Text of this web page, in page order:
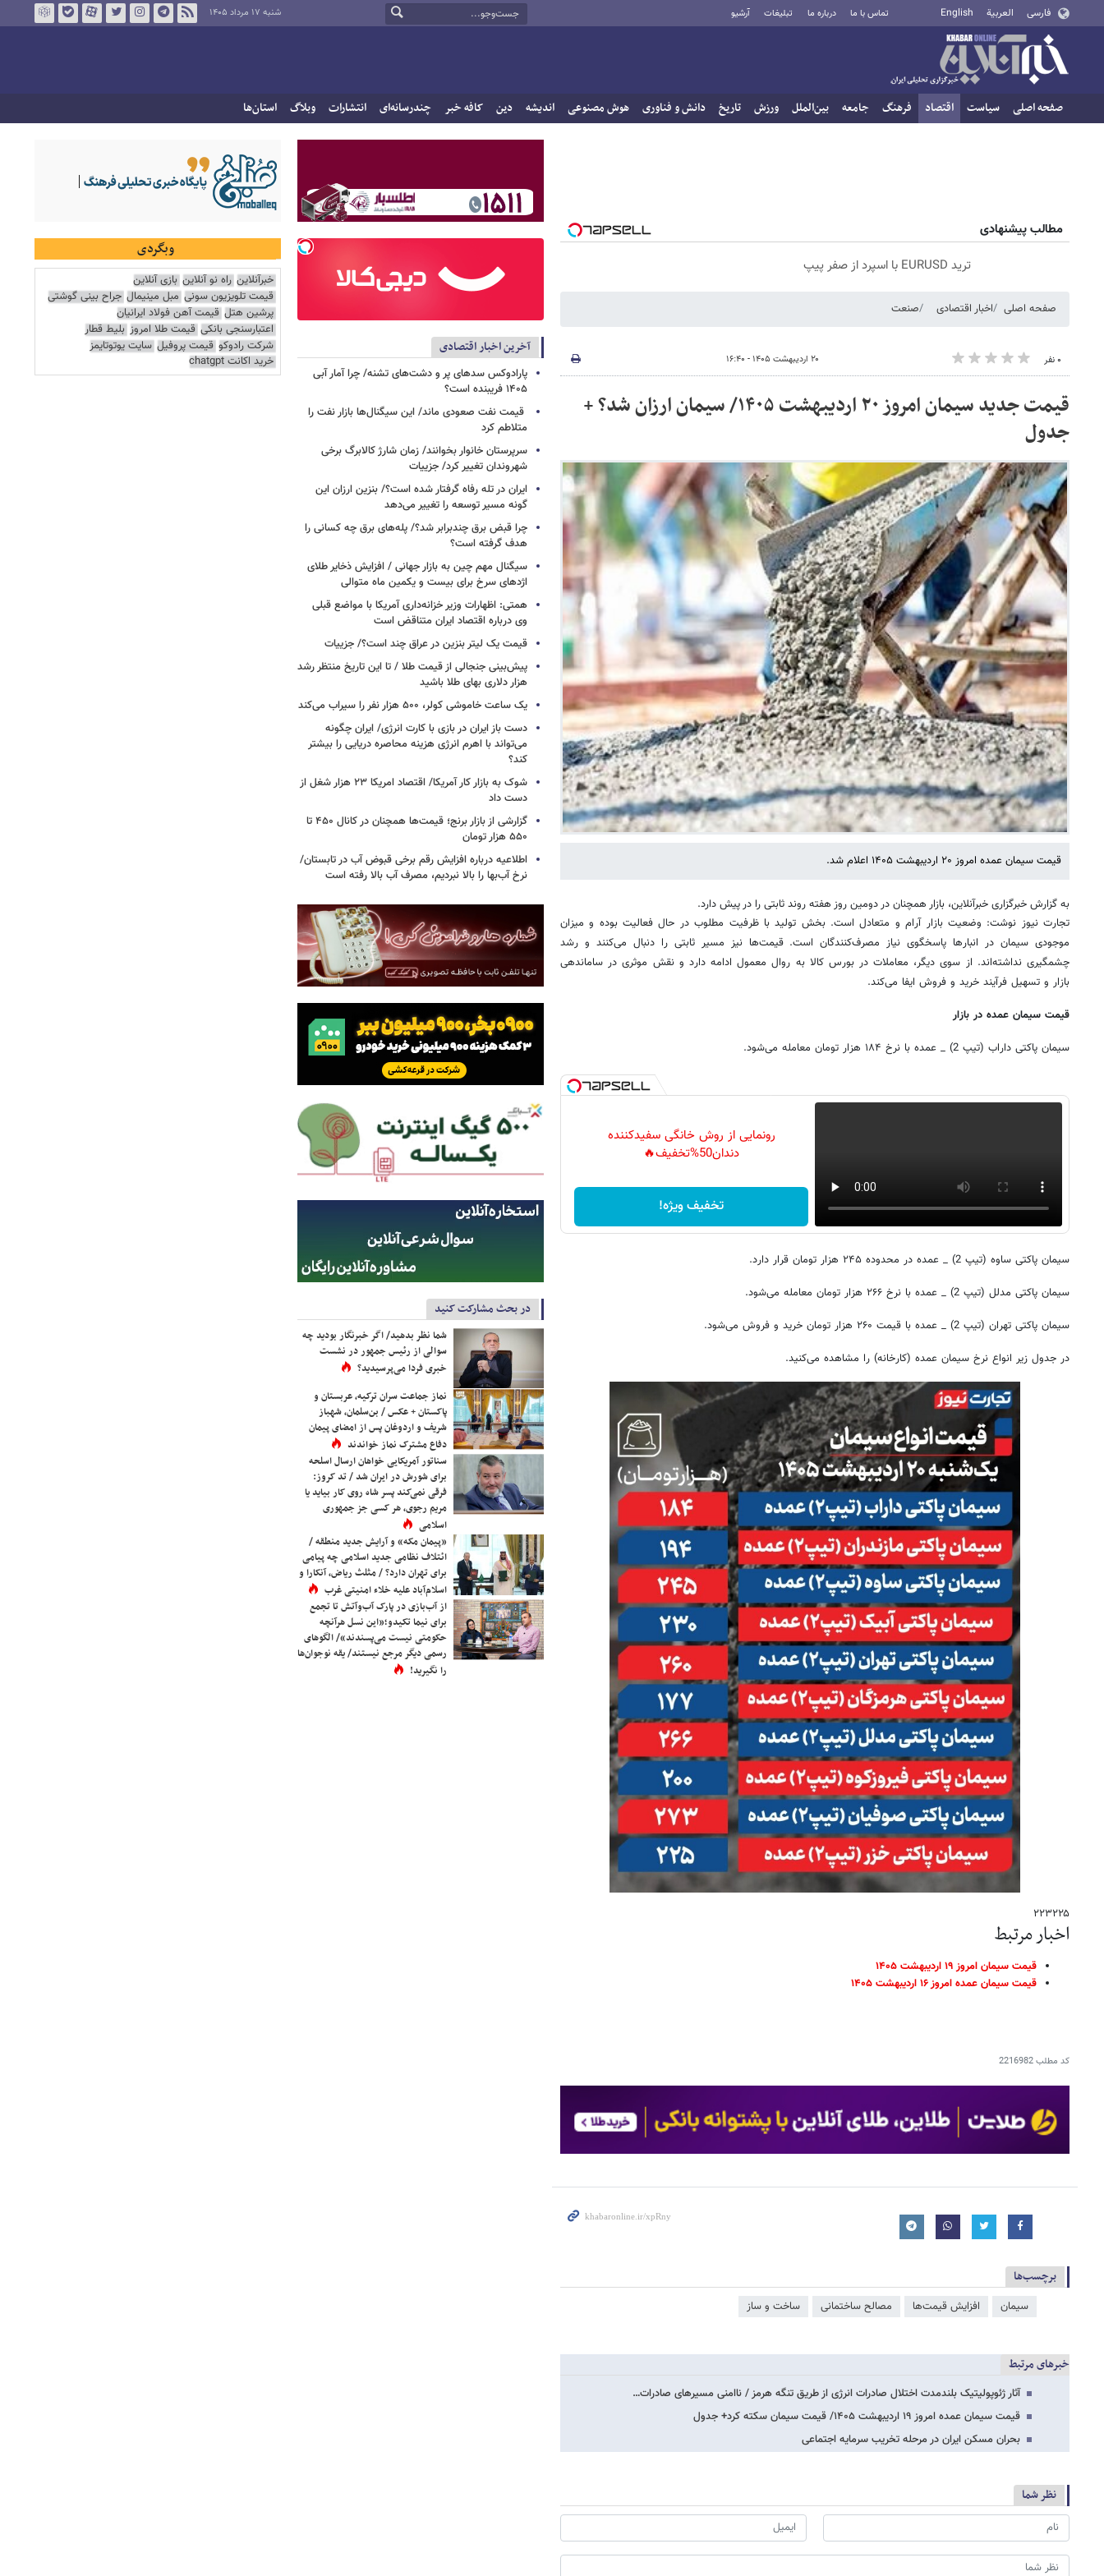
فارسی العربية English تماس با ما درباره ما تبلیغات آرشیو شنبه ۱۷ مرداد ۱۴۰۵
صفحه اصلی سیاست اقتصاد فرهنگ جامعه بین‌الملل ورزش تاریخ دانش و فناوری هوش مصنوعی اندیشه دین کافه خبر چندرسانه‌ای انتشارات وبلاگ استان‌ها
مطالب پیشنهادی
ترید EURUSD با اسپرد از صفر پیپ
صفحه اصلی اخبار اقتصادی صنعت
۰ نفر ۲۰ اردیبهشت ۱۴۰۵ - ۱۶:۴۰
قیمت جدید سیمان امروز ۲۰ اردیبهشت ۱۴۰۵/ سیمان ارزان شد؟ +
جدول
قیمت سیمان عمده امروز ۲۰ اردیبهشت ۱۴۰۵ اعلام شد.
به گزارش خبرگزاری خبرآنلاین، بازار همچنان در دومین روز هفته روند ثابتی را در پیش دارد.
تجارت نیوز نوشت: وضعیت بازار آرام و متعادل است. بخش تولید با ظرفیت مطلوب در حال فعالیت بوده و میزان
موجودی سیمان در انبارها پاسخگوی نیاز مصرف‌کنندگان است. قیمت‌ها نیز مسیر ثابتی را دنبال می‌کنند و رشد
چشمگیری نداشته‌اند. از سوی دیگر، معاملات در بورس کالا به روال معمول ادامه دارد و نقش موثری در ساماندهی
بازار و تسهیل فرآیند خرید و فروش ایفا می‌کند.
قیمت سیمان عمده در بازار
سیمان پاکتی داراب (تیپ 2) _ عمده با نرخ ۱۸۴ هزار تومان معامله می‌شود.
رونمایی از روش خانگی سفیدکننده
دندان50%تخفیف🔥
تخفیف ویژه!
سیمان پاکتی ساوه (تیپ 2) _ عمده در محدوده ۲۴۵ هزار تومان قرار دارد.
سیمان پاکتی مدلل (تیپ 2) _ عمده با نرخ ۲۶۶ هزار تومان معامله می‌شود.
سیمان پاکتی تهران (تیپ 2) _ عمده با قیمت ۲۶۰ هزار تومان خرید و فروش می‌شود.
در جدول زیر انواع نرخ سیمان عمده (کارخانه) را مشاهده می‌کنید.
۲۲۳۲۲۵
اخبار مرتبط
قیمت سیمان امروز ۱۹ اردیبهشت ۱۴۰۵
قیمت سیمان عمده امروز ۱۶ اردیبهشت ۱۴۰۵
کد مطلب2216982
برچسب‌ها
سیمان افزایش قیمت‌ها مصالح ساختمانی ساخت و ساز
خبرهای مرتبط
آثار ژئوپولیتیک بلندمدت اختلال صادرات انرژی از طریق تنگه هرمز / ناامنی مسیرهای صادرات…
قیمت سیمان عمده امروز ۱۹ اردیبهشت ۱۴۰۵/ قیمت سیمان سکته کرد+ جدول
بحران مسکن ایران در مرحله تخریب سرمایه اجتماعی
نظر شما
آخرین اخبار اقتصادی
پارادوکس سدهای پر و دشت‌های تشنه/ چرا آمار آبی
۱۴۰۵ فریبنده است؟
قیمت نفت صعودی ماند/ این سیگنال‌ها بازار نفت را
متلاطم کرد
سرپرستان خانوار بخوانند/ زمان شارژ کالابرگ برخی
شهروندان تغییر کرد/ جزییات
ایران در تله رفاه گرفتار شده است؟/ بنزین ارزان این
گونه مسیر توسعه را تغییر می‌دهد
چرا قبض برق چندبرابر شد؟/ پله‌های برق چه کسانی را
هدف گرفته است؟
سیگنال‌ مهم چین به بازار جهانی / افزایش ذخایر طلای
اژدهای سرخ برای بیست و یکمین ماه متوالی
همتی: اظهارات وزیر خزانه‌داری آمریکا با مواضع قبلی
وی درباره اقتصاد ایران متناقض است
قیمت یک لیتر بنزین در عراق چند است؟/ جزییات
پیش‌بینی جنجالی از قیمت طلا / تا این تاریخ منتظر رشد
هزار دلاری بهای طلا باشید
یک ساعت خاموشی کولر، ۵۰۰ هزار نفر را سیراب می‌کند
دست باز ایران در بازی با کارت انرژی/ ایران چگونه
می‌تواند با اهرم انرژی‌ هزینه محاصره دریایی را بیشتر
کند؟
شوک به بازار کار آمریکا/ اقتصاد امریکا ۲۳ هزار شغل از
دست داد
گزارشی از بازار برنج؛ قیمت‌ها همچنان در کانال ۴۵۰ تا
۵۵۰ هزار تومان
اطلاعیه درباره افزایش رقم برخی قبوض آب در تابستان/
نرخ آب‌بها را بالا نبردیم، مصرف آب بالا رفته است
در بحث مشارکت کنید
شما نظر بدهید/ اگر خبرنگار بودید چه
سوالی از رئیس جمهور در نشست
خبری فردا می‌پرسیدید؟
نماز جماعت سران ترکیه، عربستان و
پاکستان + عکس / بن‌سلمان، شهباز
شریف و اردوغان پس از امضای پیمان
دفاع مشترک نماز خواندند
سناتور آمریکایی خواهان ارسال اسلحه
برای شورش در ایران شد / تد کروز:
فرقی نمی‌کند پسر شاه روی کار بیاید یا
مریم رجوی، هر کسی جز جمهوری
اسلامی
«پیمان مکه» و آرایش جدید منطقه /
ائتلاف نظامی جدید اسلامی چه پیامی
برای تهران دارد؟ / مثلث ریاض، آنکارا و
اسلام‌آباد علیه خلاء امنیتی غرب
از آب‌بازی در پارک آب‌وآتش تا تجمع
برای نیما تکیدو؛«این نسل هرآنچه
حکومتی نیست می‌پسندند»/ الگوهای
رسمی دیگر مرجع نیستند/ یقه نوجوان‌ها
را نگیرید!
وبگردی
خبرآنلاین راه نو آنلاین بازی آنلاین
قیمت تلویزیون سونی مبل مینیمال جراح بینی گوشتی
پرشین هتل قیمت آهن فولاد ایرانیان
اعتبارسنجی بانکی قیمت طلا امروز بلیط قطار
شرکت رادوکو قیمت پروفیل سایت یوتوتایمز
خرید اکانت chatgpt